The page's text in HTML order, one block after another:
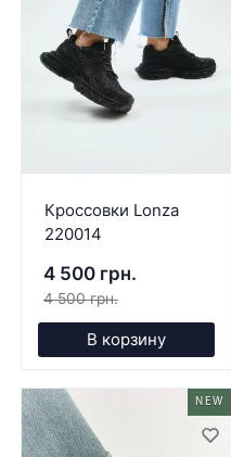
Кроссовки Lonza
220014
4 500 грн.
4 500 грн.
В корзину
NEW